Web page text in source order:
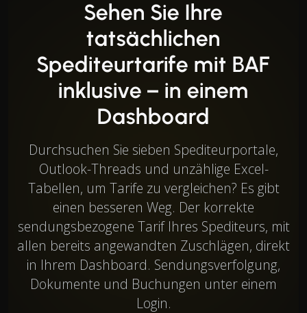
Sehen Sie Ihre
tatsächlichen
Spediteurtarife mit BAF
inklusive – in einem
Dashboard
Durchsuchen Sie sieben Spediteurportale,
Outlook-Threads und unzählige Excel-
Tabellen, um Tarife zu vergleichen? Es gibt
einen besseren Weg. Der korrekte
sendungsbezogene Tarif Ihres Spediteurs, mit
allen bereits angewandten Zuschlägen, direkt
in Ihrem Dashboard. Sendungsverfolgung,
Dokumente und Buchungen unter einem
Login.